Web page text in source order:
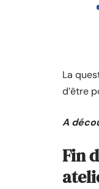
La
d’être
A
Fin